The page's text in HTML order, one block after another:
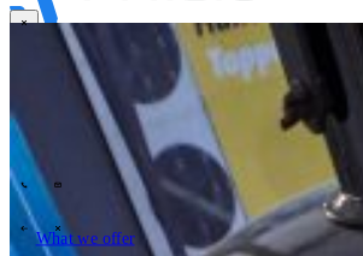
What we offer
What we offer
What we offer How we work Insights
Who we are News Careers Contact
\ \
\